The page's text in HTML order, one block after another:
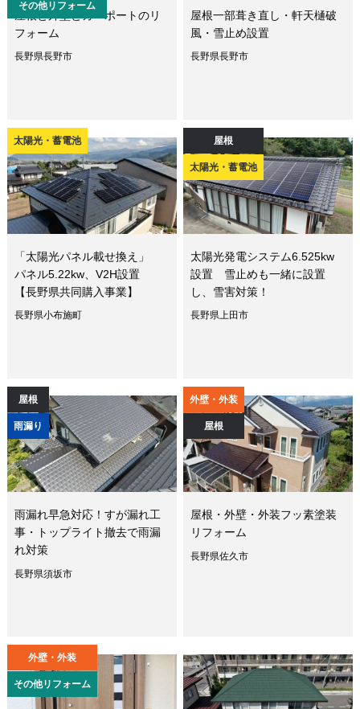
その他リフォーム
屋根と外壁とカーポートのリ
フォーム
長野県長野市
屋根一部葺き直し・軒天樋破
風・雪止め設置
長野県長野市
太陽光・蓄電池
「太陽光パネル載せ換え」
パネル5.22kw、V2H設置
【長野県共同購入事業】
長野県小布施町
屋根
太陽光・蓄電池
太陽光発電システム6.525kw
設置 雪止めも一緒に設置
し、雪害対策！
長野県上田市
屋根
雨漏り
雨漏れ早急対応！すが漏れ工
事・トップライト撤去で雨漏
れ対策
長野県須坂市
外壁・外装
屋根
屋根・外壁・外装フッ素塗装
リフォーム
長野県佐久市
外壁・外装
その他リフォーム